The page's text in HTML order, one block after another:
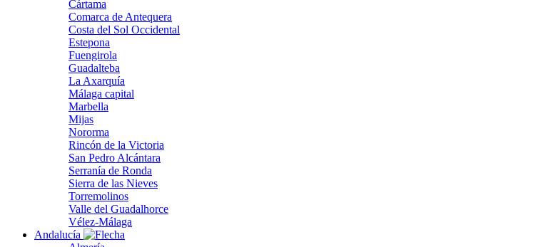
Cártama
Comarca de Antequera
Costa del Sol Occidental
Estepona
Fuengirola
Guadalteba
La Axarquía
Málaga capital
Marbella
Mijas
Nororma
Rincón de la Victoria
San Pedro Alcántara
Serranía de Ronda
Sierra de las Nieves
Torremolinos
Valle del Guadalhorce
Vélez-Málaga
Andalucía